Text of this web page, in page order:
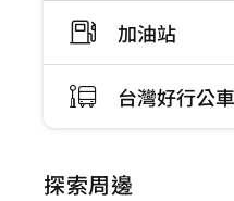
加油站
台灣好行公
探索周邊